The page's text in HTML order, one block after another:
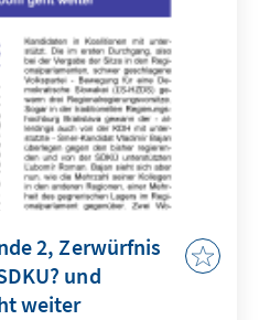
2, Zerwürfnis
und
weiter